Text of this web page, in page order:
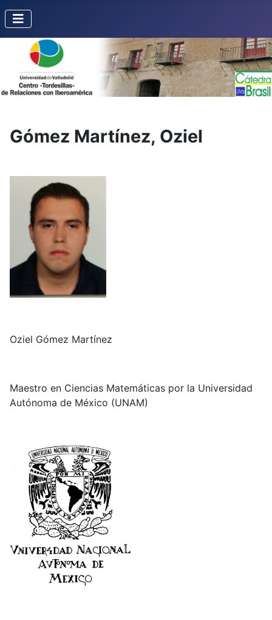
Gómez Martínez, Oziel
Oziel Gómez Martínez
Maestro en Ciencias Matemáticas por la Universidad
Autónoma de México (UNAM)